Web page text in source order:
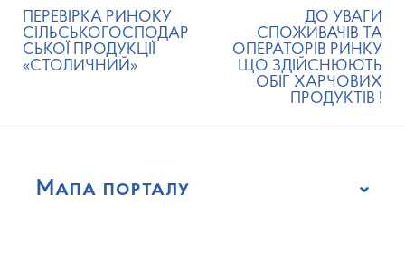
ПЕРЕВІРКА РИНОКУ
СІЛЬСЬКОГОСПОДАР
СЬКОЇ ПРОДУКЦІЇ
«СТОЛИЧНИЙ»
ДО УВАГИ
СПОЖИВАЧІВ ТА
ОПЕРАТОРІВ РИНКУ
ЩО ЗДІЙСНЮЮТЬ
ОБІГ ХАРЧОВИХ
ПРОДУКТІВ !
Мапа порталу